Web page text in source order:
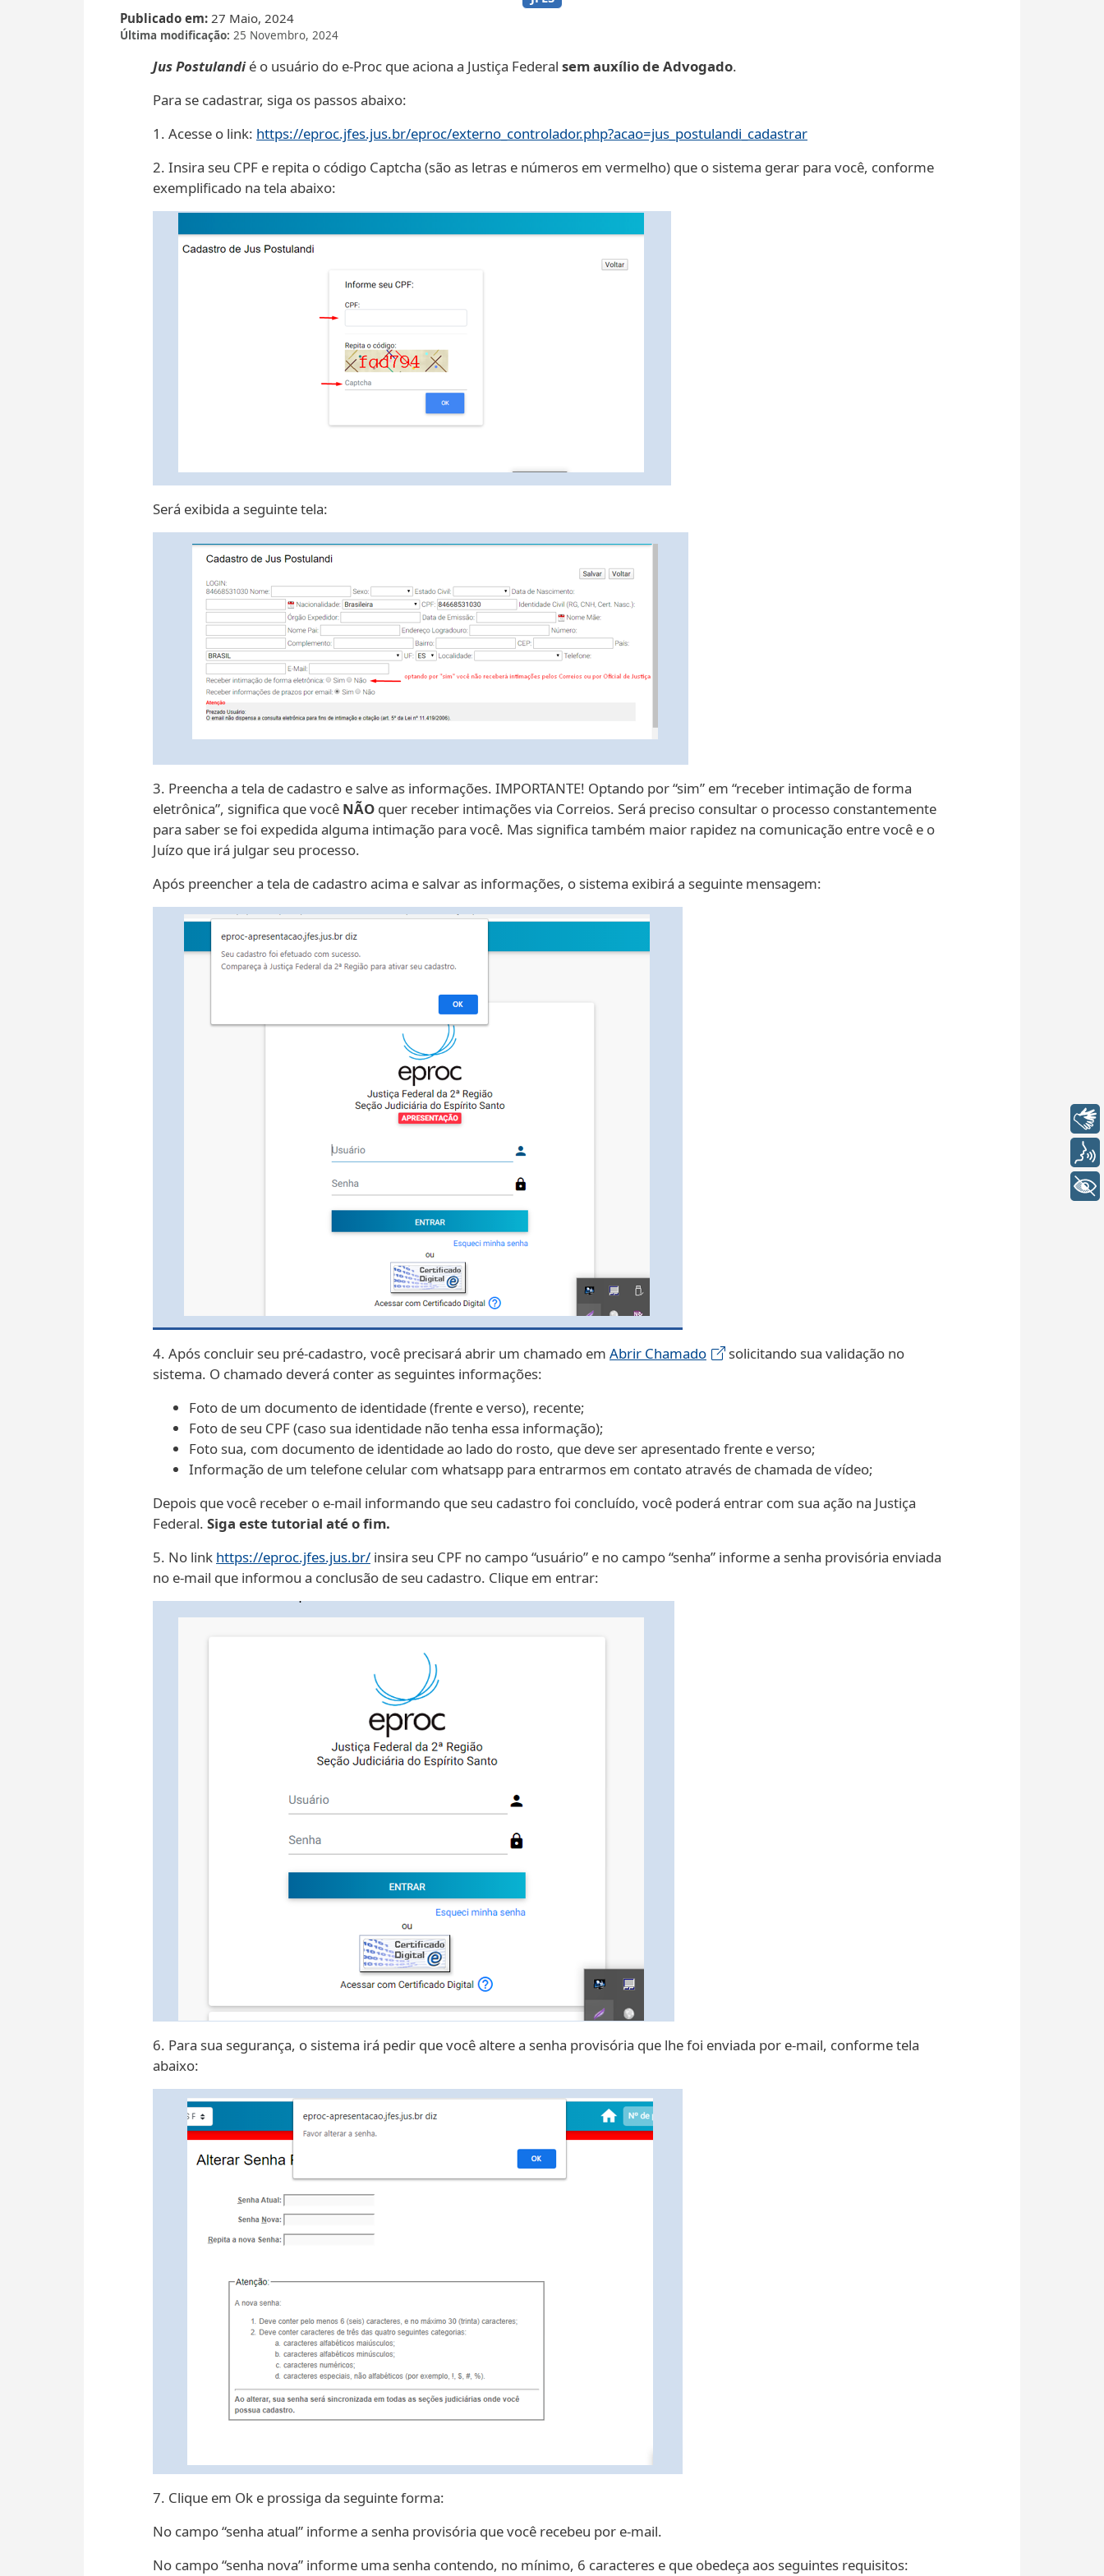
Publicado em 27 Maio, 2024
Última modificação 25 Novembro, 2024
Jus Postulandié o usuário do e-Proc que aciona a Justiça Federal sem auxílio de Advogado.
Para se cadastrar, siga os passos abaixo:
1. Acesse o link: https://eproc.jfes.jus.br/eproc/externo_controlador.php?acao=jus_postulandi_cadastrar
2. Insira seu CPF e repita o código Captcha (são as letras e números em vermelho) que o sistema gerar para você, conforme
exemplificado na tela abaixo:
Será exibida a seguinte tela:
3. Preencha a tela de cadastro e salve as informações. IMPORTANTE! Optando por “sim” em “receber intimação de forma
eletrônica”, significa que você NÃO quer receber intimações via Correios. Será preciso consultar o processo constantemente
para saber se foi expedida alguma intimação para você. Mas significa também maior rapidez na comunicação entre você e o
Juízo que irá julgar seu processo.
Após preencher a tela de cadastro acima e salvar as informações, o sistema exibirá a seguinte mensagem:
4. Após concluir seu pré-cadastro, você precisará abrir um chamado em Abrir Chamado
solicitando sua validação no
sistema. O chamado deverá conter as seguintes informações:
Foto de um documento de identidade (frente e verso), recente;
Foto de seu CPF (caso sua identidade não tenha essa informação);
Foto sua, com documento de identidade ao lado do rosto, que deve ser apresentado frente e verso;
Informação de um telefone celular com whatsapp para entrarmos em contato através de chamada de vídeo;
Depois que você receber o e-mail informando que seu cadastro foi concluído, você poderá entrar com sua ação na Justiça
Federal. Siga este tutorial até o fim.
5. No link https://eproc.jfes.jus.br/ insira seu CPF no campo “usuário” e no campo “senha” informe a senha provisória enviada
no e-mail que informou a conclusão de seu cadastro. Clique em entrar:
6. Para sua segurança, o sistema irá pedir que você altere a senha provisória que lhe foi enviada por e-mail, conforme tela
abaixo:
7. Clique em Ok e prossiga da seguinte forma:
No campo “senha atual” informe a senha provisória que você recebeu por e-mail.
No campo “senha nova” informe uma senha contendo, no mínimo, 6 caracteres e que obedeça aos seguintes requisitos: